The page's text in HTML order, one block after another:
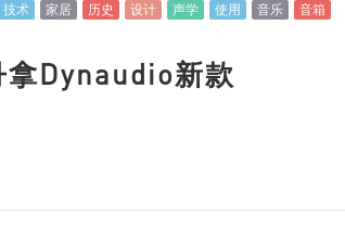
技术 家居 历史 设计 声学 使用 音乐
音箱
Dynaudio新款